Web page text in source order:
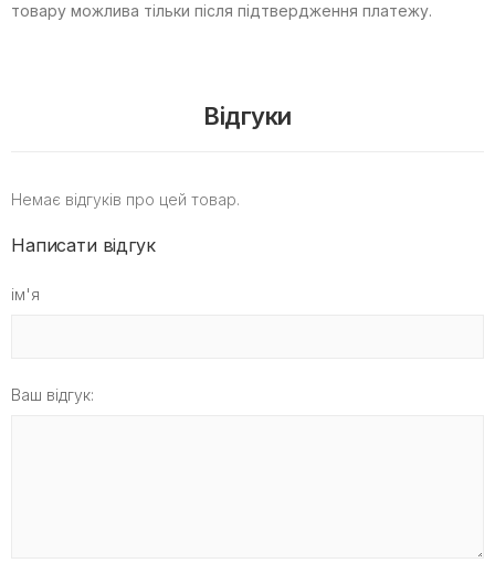
товару можлива тільки після підтвердження платежу.
Відгуки
Немає відгуків про цей товар.
Написати відгук
ім'я
Ваш відгук: